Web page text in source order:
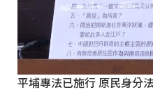
平埔專法已施行 原民身分